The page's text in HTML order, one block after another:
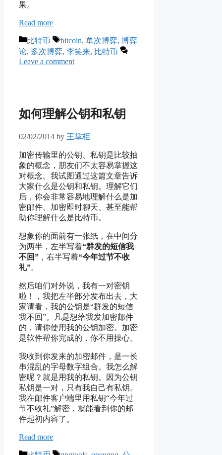
果。
Read more
Categories
比特币 Tags
bitcoin, 单次博弈, 博弈
论, 多次博弈, 李笑来, 比特币
Leave a comment
如何理解公钥和私钥
02/02/2014 by 王掌柜
加密传输里的公钥、私钥是比较抽
象的概念，朋友们不太容易掌握这
对概念。我试图通过这篇文章告诉
大家什么是公钥和私钥。理解它们
后，你会非常容易地理解什么是加
密邮件、加密即时聊天、甚至能帮
助你理解什么是比特币。
想象你的面前有一张纸，在中间分
为两半，左半写着“群发的短信我
不回” ，右半写着“今年过节不收
礼”。
然后咱们对外说，我有一对密钥
啦！，我把左半部分发布出去，大
家请看，我的公钥是“群发的短信
我不回”。凡是想给我发加密邮件
的，请你使用我的公钥加密。加密
是软件帮你完成的，你不用操心。
我收到你发来的加密邮件，是一长
串混乱的字母数字组合。我怎么解
密呢？就是用我的私钥。因为公钥
私钥是一对，只有我自己有私钥。
我在邮件客户端里用私钥“今年过
节不收礼”解密，就能看到你的邮
件起初内容了。
Read more
CategoriesTags